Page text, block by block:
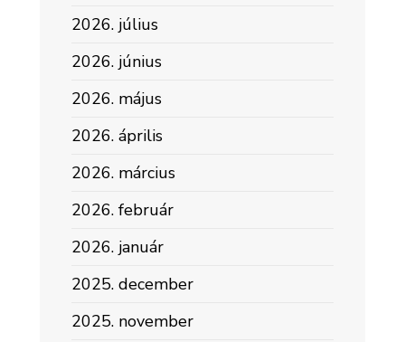
2026. július
2026. június
2026. május
2026. április
2026. március
2026. február
2026. január
2025. december
2025. november